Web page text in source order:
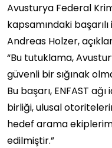
Avusturya Federal
kapsamındaki
Andreas Holzer,
“Bu tutuklama,
güvenli bir sığınak
Bu başarı, ENFAST
birliği, ulusal
hedef arama
edilmiştir.”